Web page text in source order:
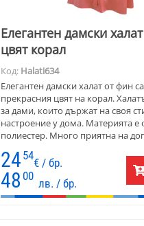
Елегантен дамски
цвят корал
Код: Halati634
Елегантен дамски халат от фин
прекрасния цвят на корал.
за дами, които държат на своя
настроение у дома. Материята е
полиестер. Много приятна на
24 54
€ / бр.
48 00
лв. / бр.